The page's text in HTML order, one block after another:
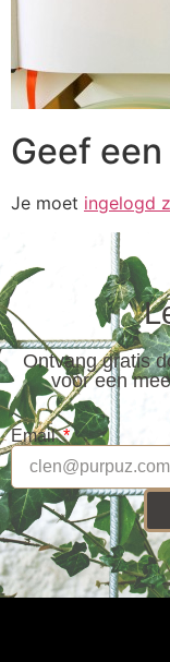
Geef
Je moet ingelogd
Ontvang gratis
voor een
Email